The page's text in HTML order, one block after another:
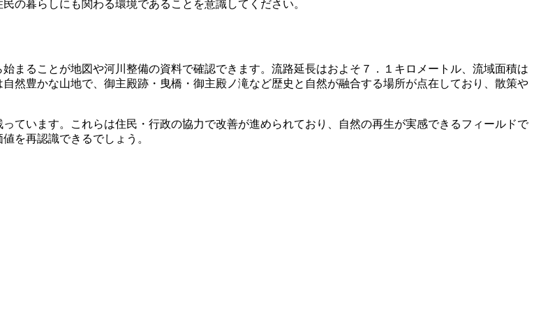
の暮らしにも関わる環境であることを意識してください。
まることが地図や河川整備の資料で確認できます。流路延長はおよそ７．１キロメートル、流域面積は
然豊かな山地で、御主殿跡・曳橋・御主殿ノ滝など歴史と自然が融合する場所が点在しており、散策や
ています。これらは住民・行政の協力で改善が進められており、自然の再生が実感できるフィールドで
を再認識できるでしょう。